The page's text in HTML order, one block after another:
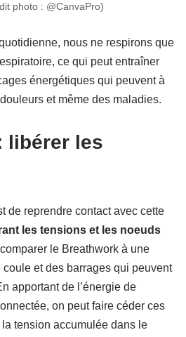
photo : @CanvaPro)
nous ne respirons que
ce qui peut entraîner
énergétiques qui peuvent à
et même des maladies.
libérer les
de reprendre contact avec cette
les tensions et les noeuds
le Breathwork à une
coule et des barrages qui peuvent
apportant de l’énergie de
on peut faire céder ces
tension accumulée dans le